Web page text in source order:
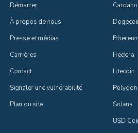
Démarrer
À propos de nous
Presse et médias
Carrières
Contact
Signaler une vulnérabilité
Plan du site
Cardano
Hedera
Litecoin
Polygon
Solana
USD